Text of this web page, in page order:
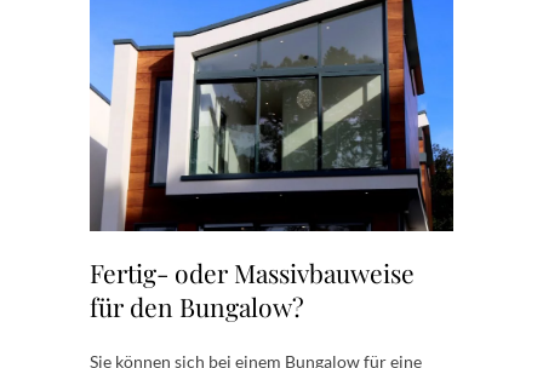
Fertig- oder Massivbauweise
für den Bungalow?
Sie können sich bei einem Bungalow für eine